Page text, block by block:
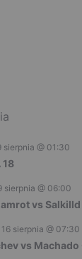
sierpnia @ 01:30
18
sierpnia @ 06:00
vs Salkilld
16 sierpnia @ 07:30
vs Machado